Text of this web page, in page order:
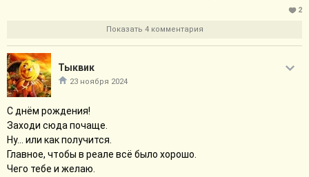
2
Показать 4 комментария
Тыквик
23 ноября 2024
С днём рождения!
Заходи сюда почаще.
Ну... или как получится.
Главное, чтобы в реале всё было хорошо.
Чего тебе и желаю.